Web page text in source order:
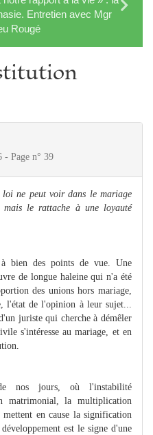
Entretien avec Mgr
Rougé
Page n° 39
ne peut voir dans le mariage
le rattache à une loyauté
bien des points de vue. Une
de longue haleine qui n'a été
des unions hors mariage,
l'état de l'opinion à leur sujet...
juriste qui cherche à démêler
s'intéresse au mariage, et en
nos jours, où l'instabilité
matrimonial, la multiplication
en cause la signification
est le signe d'une